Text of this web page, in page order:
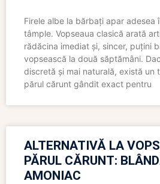
Firele albe la bărbați apar adesea
tâmple. Vopseaua clasică arată
rădăcina imediat și, sincer, puțini
vopsească la două săptămâni.
discretă și mai naturală, există un
părul cărunt gândit exact pentru
ALTERNATIVĂ LA
PĂRUL CĂRUNT:
AMONIAC